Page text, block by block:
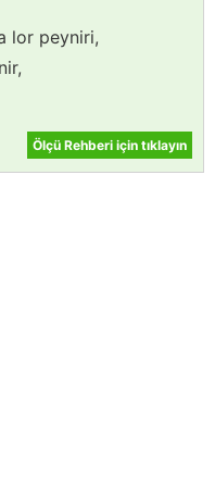
lor peyniri,
Ölçü Rehberi için tıklayın